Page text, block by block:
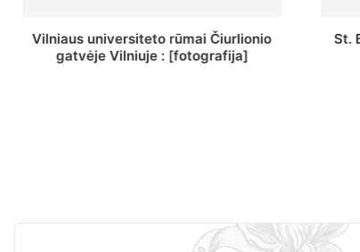
St. Batoro universiteto J. Pilsudskio
kolegija : [fotografija]